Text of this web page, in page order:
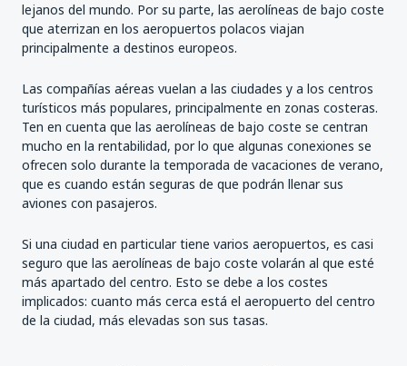
lejanos del mundo. Por su parte, las aerolíneas de bajo coste
que aterrizan en los aeropuertos polacos viajan
principalmente a destinos europeos.
Las compañías aéreas vuelan a las ciudades y a los centros
turísticos más populares, principalmente en zonas costeras.
Ten en cuenta que las aerolíneas de bajo coste se centran
mucho en la rentabilidad, por lo que algunas conexiones se
ofrecen solo durante la temporada de vacaciones de verano,
que es cuando están seguras de que podrán llenar sus
aviones con pasajeros.
Si una ciudad en particular tiene varios aeropuertos, es casi
seguro que las aerolíneas de bajo coste volarán al que esté
más apartado del centro. Esto se debe a los costes
implicados: cuanto más cerca está el aeropuerto del centro
de la ciudad, más elevadas son sus tasas.